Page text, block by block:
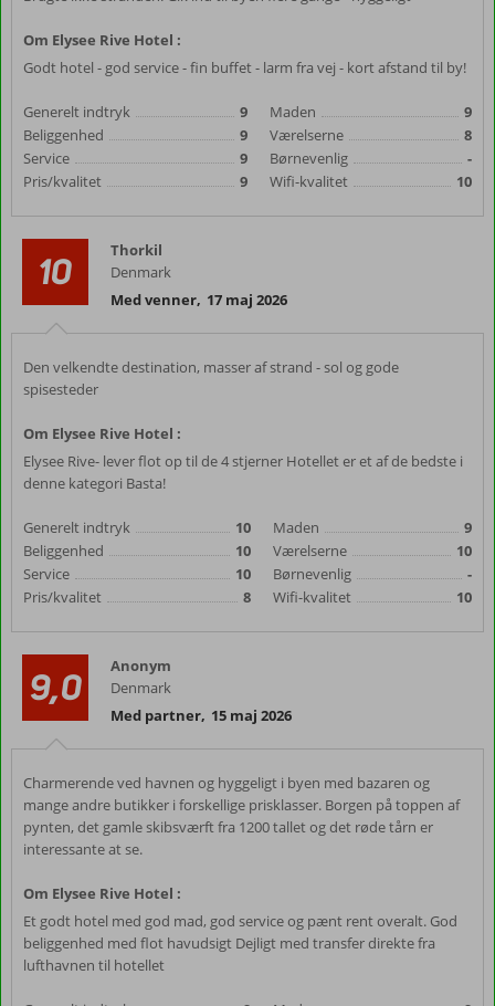
Om Elysee Rive Hotel :
Godt hotel - god service - fin buffet - larm fra vej - kort afstand til by!
Generelt indtryk
9
Beliggenhed
9
Service
9
Pris/kvalitet
9
Maden
9
Værelserne
8
Børnevenlig
-
Wifi-kvalitet
10
10
Thorkil
Denmark
Med venner, 17 maj 2026
Den velkendte destination, masser af strand - sol og gode
spisesteder
Om Elysee Rive Hotel :
Elysee Rive- lever flot op til de 4 stjerner Hotellet er et af de bedste i
denne kategori Basta!
Generelt indtryk
10
Beliggenhed
10
Service
10
Pris/kvalitet
8
Maden
9
Værelserne
10
Børnevenlig
-
Wifi-kvalitet
10
9,0
Anonym
Denmark
Med partner, 15 maj 2026
Charmerende ved havnen og hyggeligt i byen med bazaren og
mange andre butikker i forskellige prisklasser. Borgen på toppen af
pynten, det gamle skibsværft fra 1200 tallet og det røde tårn er
interessante at se.
Om Elysee Rive Hotel :
Et godt hotel med god mad, god service og pænt rent overalt. God
beliggenhed med flot havudsigt Dejligt med transfer direkte fra
lufthavnen til hotellet